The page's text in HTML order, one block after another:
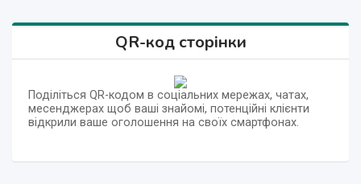
QR-код сторінки
Поділіться QR-кодом в соціальних мережах, чатах,
месенджерах щоб ваші знайомі, потенційні клієнти
відкрили ваше оголошення на своїх смартфонах.